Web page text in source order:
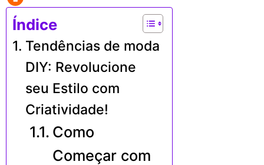
Índice
Tendências de moda
DIY: Revolucione
seu Estilo com
Criatividade!
Como
Começar com